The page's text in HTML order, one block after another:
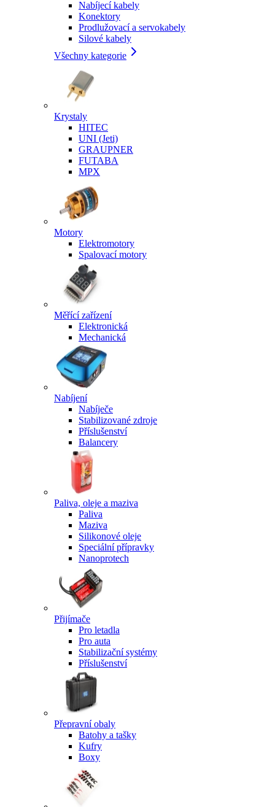
Nabíjecí kabely
Konektory
Prodlužovací a servokabely
Silové kabely
Všechny kategorie
Krystaly
HITEC
UNI (Jeti)
GRAUPNER
FUTABA
MPX
Motory
Elektromotory
Spalovací motory
Měřící zařízení
Elektronická
Mechanická
Nabíjení
Nabíječe
Stabilizované zdroje
Příslušenství
Balancery
Paliva, oleje a maziva
Paliva
Maziva
Silikonové oleje
Speciální přípravky
Nanoprotech
Přijímače
Pro letadla
Pro auta
Stabilizační systémy
Příslušenství
Přepravní obaly
Batohy a tašky
Kufry
Boxy